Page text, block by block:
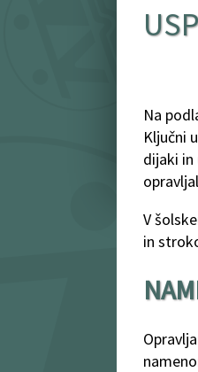
Na
Ključni
dijaki
V
in